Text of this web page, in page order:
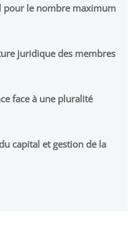
pour le nombre maximum
juridique des membres
face à une pluralité
capital et gestion de la